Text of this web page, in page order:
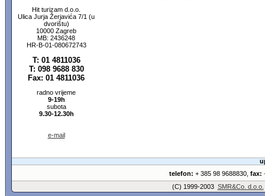
Hit turizam d.o.o.
Ulica Jurja Žerjavića 7/1 (u
dvorištu)
10000 Zagreb
MB: 2436248
HR-B-01-080672743
T: 01 4811036
T: 098 9688 830
Fax: 01 4811036
radno vrijeme
9-19h
subota
9.30-12.30h
e-mail
telefon: + 385 98 9688830, fax:
(C) 1999-2003 SMR&Co. d.o.o.